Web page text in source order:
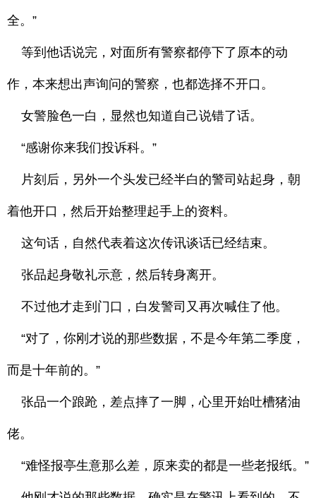
全。”
等到他话说完，对面所有警察都停下了原本的动
作，本来想出声询问的警察，也都选择不开口。
女警脸色一白，显然也知道自己说错了话。
“感谢你来我们投诉科。”
片刻后，另外一个头发已经半白的警司站起身，朝
着他开口，然后开始整理起手上的资料。
这句话，自然代表着这次传讯谈话已经结束。
张品起身敬礼示意，然后转身离开。
不过他才走到门口，白发警司又再次喊住了他。
“对了，你刚才说的那些数据，不是今年第二季度，
而是十年前的。”
张品一个踉跄，差点摔了一脚，心里开始吐槽猪油
佬。
“难怪报亭生意那么差，原来卖的都是一些老报纸。”